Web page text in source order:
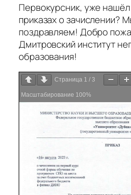
Первокурсник, уже
приказах о зачислении?
поздравляем! Добро
Дмитровский институт
образования!
Страница 1 / 3
Масштабирование 100%